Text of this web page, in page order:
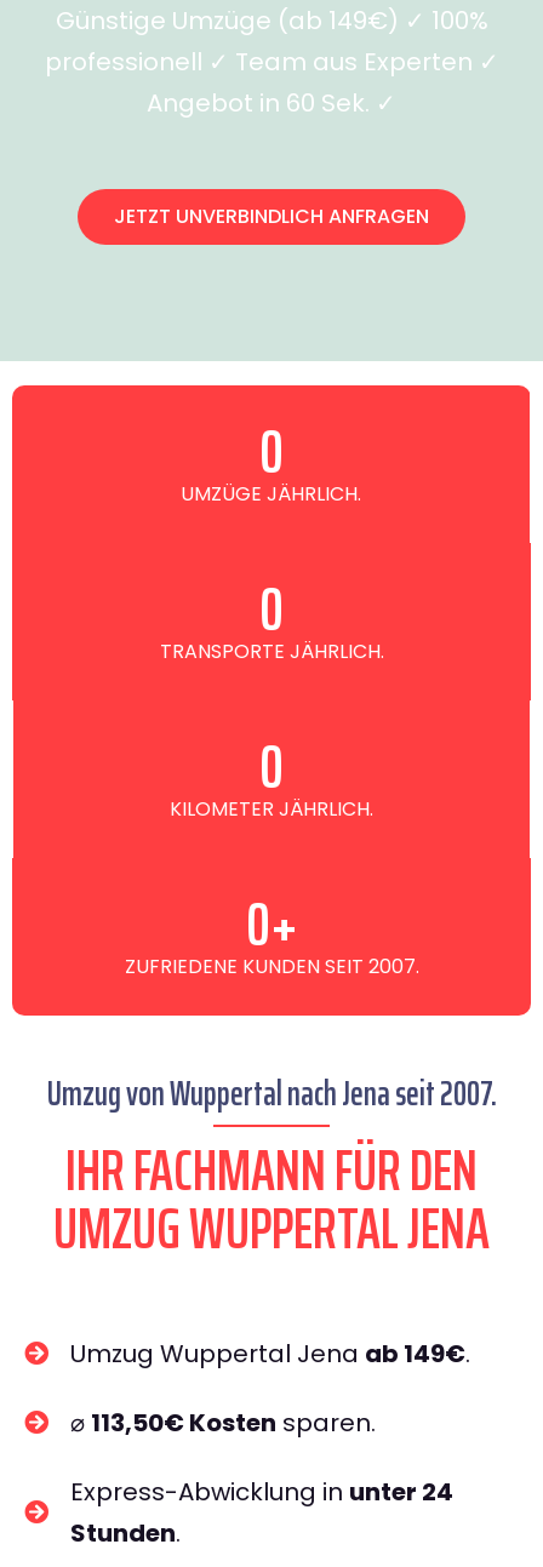
Günstige Umzüge (ab 149€) ✓ 100%
professionell ✓ Team aus Experten ✓
Angebot in 60 Sek. ✓
JETZT UNVERBINDLICH ANFRAGEN
UMZÜGE JÄHRLICH.
0
TRANSPORTE JÄHRLICH.
0
KILOMETER JÄHRLICH.
0
ZUFRIEDENE KUNDEN SEIT 2007.
0+
Umzug von Wuppertal nach Jena seit 2007.
IHR FACHMANN FÜR DEN
UMZUG WUPPERTAL JENA
Umzug Wuppertal Jena ab 149€.
⌀ 113,50€ Kosten sparen.
Express-Abwicklung in unter 24
Stunden.